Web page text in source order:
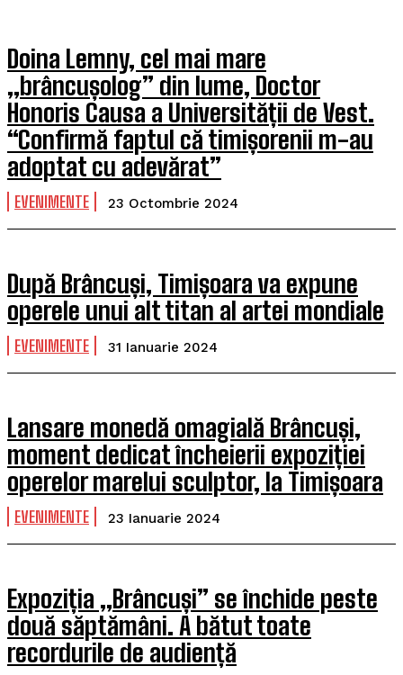
Doina Lemny, cel mai mare
„brâncușolog” din lume, Doctor
Honoris Causa a Universității de Vest.
“Confirmă faptul că timișorenii m-au
adoptat cu adevărat”
EVENIMENTE 23 Octombrie 2024
După Brâncuși, Timișoara va expune
operele unui alt titan al artei mondiale
EVENIMENTE 31 Ianuarie 2024
Lansare monedă omagială Brâncuși,
moment dedicat încheierii expoziției
operelor marelui sculptor, la Timișoara
EVENIMENTE 23 Ianuarie 2024
Expoziția „Brâncuși” se închide peste
două săptămâni. A bătut toate
recordurile de audiență